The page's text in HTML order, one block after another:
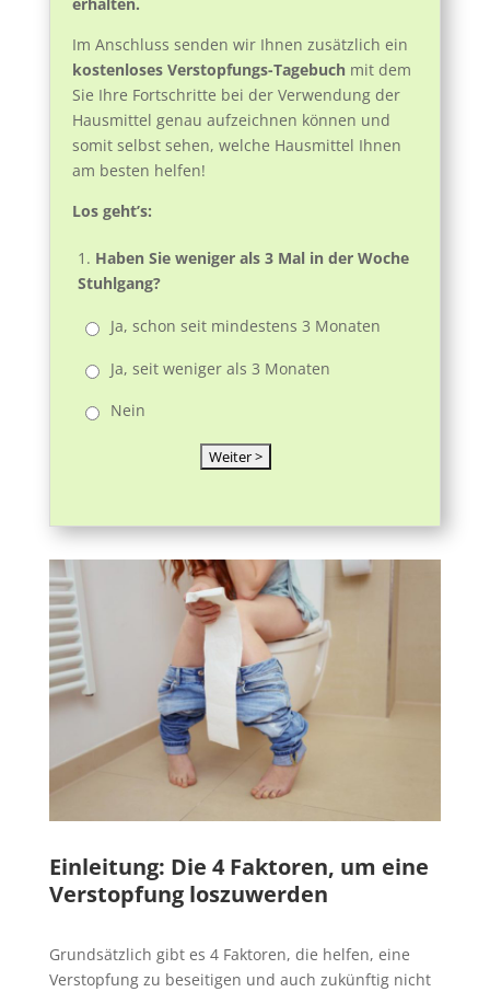
Im Anschluss senden wir Ihnen zusätzlich ein
kostenloses Verstopfungs-Tagebuch mit dem
Sie Ihre Fortschritte bei der Verwendung der
Hausmittel genau aufzeichnen können und
somit selbst sehen, welche Hausmittel Ihnen
am besten helfen!
Los geht’s:
1. Haben Sie weniger als 3 Mal in der Woche
Stuhlgang?
Ja, schon seit mindestens 3 Monaten
Ja, seit weniger als 3 Monaten
Nein
Einleitung: Die 4 Faktoren, um eine
Verstopfung loszuwerden
Grundsätzlich gibt es 4 Faktoren, die helfen, eine
Verstopfung zu beseitigen und auch zukünftig nicht